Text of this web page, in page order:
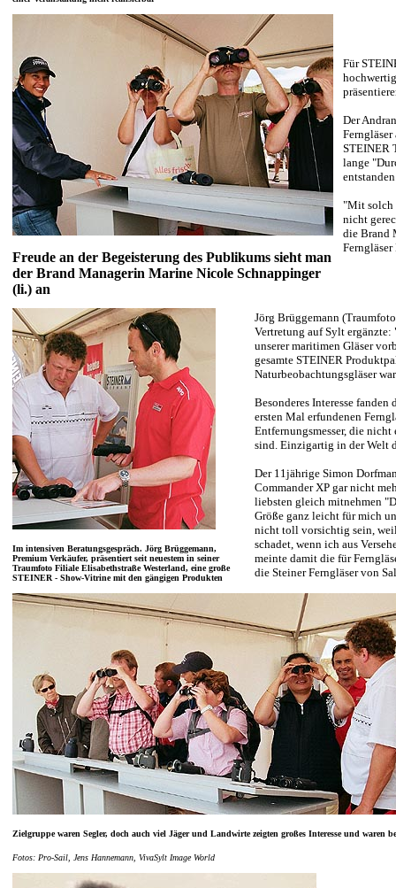
Freude an der Begeisterung des Publikums sieht man
der Brand Managerin Marine Nicole Schnappinger
(li.) an
Für
Der
Ferngläser
STEINER
lange
"Mit solch
nicht
die Brand
Im intensiven Beratungsgespräch. Jörg Brüggemann,
Premium Verkäufer, präsentiert seit neuestem in seiner
Traumfoto Filiale Elisabethstraße Westerland, eine große
STEINER - Show-Vitrine mit den gängigen Produkten
Jörg Brüggemann
Vertretung auf Sylt
unserer maritimen Gläser
gesamte STEINER
Naturbeobachtungsgläser
Besonderes Interesse
ersten Mal erfundenen
Entfernungsmesser, die
sind. Einzigartig in der Welt
Der 11jährige Simon
Commander XP gar nicht
liebsten gleich mitnehmen
Größe ganz leicht für mich
nicht toll vorsichtig sein,
schadet, wenn ich aus
meinte damit die für
die Steiner Ferngläser von
Zielgruppe waren Segler, doch auch viel Jäger und Landwirte zeigten großes Interesse und waren
Fotos: Pro-Sail, Jens Hannemann, VivaSylt Image World